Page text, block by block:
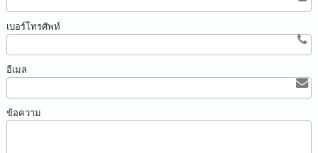
เบอร์โทรศัพท์
อีเมล
ข้อความ